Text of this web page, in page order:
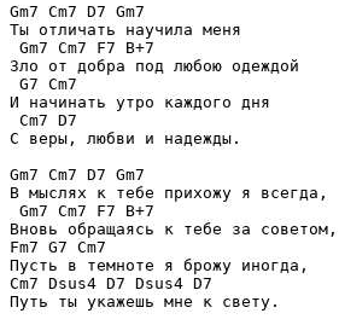
Gm7 Cm7 D7 Gm7
Ты отличать научила меня
Gm7 Cm7 F7 B+7
Зло от добра под любою одеждой
G7 Cm7
И начинать утро каждого дня
Cm7 D7
С веры, любви и надежды.
Gm7 Cm7 D7 Gm7
В мыслях к тебе прихожу я всегда,
Gm7 Cm7 F7 B+7
Вновь обращаясь к тебе за советом,
Fm7 G7 Cm7
Пусть в темноте я брожу иногда,
Cm7 Dsus4 D7 Dsus4 D7
Путь ты укажешь мне к свету.